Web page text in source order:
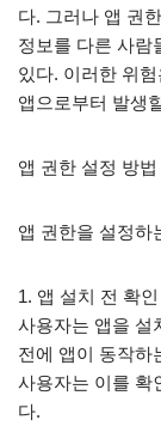
다. 그러나 앱 권
정보를 다른 사람
있다. 이러한 위
앱으로부터 발생
앱 권한 설정 방법
앱 권한을 설정하
1. 앱 설치 전 확인
사용자는 앱을 설
전에 앱이 동작하
사용자는 이를 확
다.